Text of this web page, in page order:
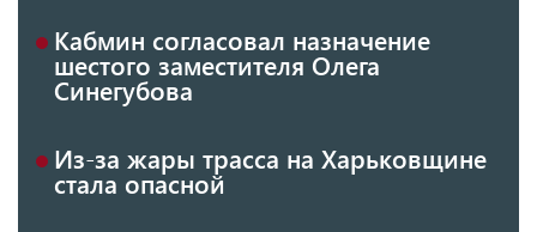
Кабмин согласовал назначение
шестого заместителя Олега
Синегубова
Из-за жары трасса на Харьковщине
стала опасной